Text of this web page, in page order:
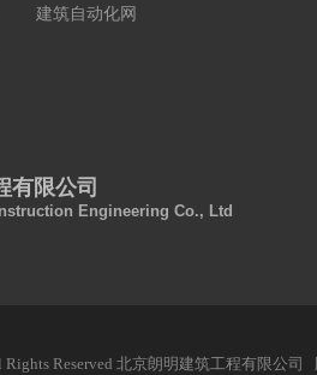
有限公司
Engineering Co., Ltd
Rights Reserved 北京朗明建筑工程有限公
建筑自动化网